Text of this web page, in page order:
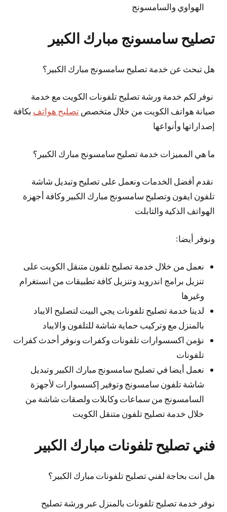
الهواوي والسامسونج
تصليح سامسونج مبارك الكبير
هل تبحث عن خدمة تصليح سامسونج مبارك الكبير؟
نوفر لكم خدمة ورشة تصليح تلفونات الكويت مع خدمة
صيانة هواتف الكويت من خلال متخصص تصليح هواتف بكافة
إصداراتها وأنواعها
ما هي المميزات خدمة تصليح سامسونج مبارك الكبير؟
نقدم أفضل الخدمات ونعمل على تصليح وتبديل شاشة
تلفون ايفون وتصليح سامسونج مبارك الكبير وكافة أجهزة
الهواتف الذكية والتابلت
ونوفر أيضا:
نعمل من خلال خدمة تصليح تلفون متنقل الكويت على
تنزيل برامج اندرويد وتنزيل كافة تطبيقات من انستغرام
وغيرها
لدينا خدمة تصليح تلفونات يجي البيت لتصليح الايباد
بالمنزل مع وتركيب حماية شاشة للتلفون والايباد
نؤمن اكسسوارات تلفونات وكفرات ونوفر أحدث كفرات
تلفونات
نعمل أيضا في تصليح سامسونج مبارك الكبير وتبديل
شاشة تلفون سامسونج وتوفير إكسسوارات لأجهزة
السامسونج من سماعات وكابلات ولصقات شاشة من
خلال خدمة تصليح تلفون متنقل الكويت
فني تصليح تلفونات مبارك الكبير
هل انت بحاجة لفني تصليح تلفونات مبارك الكبير؟
نوفر خدمة تصليح تلفونات بالمنزل عبر ورشة تصليح